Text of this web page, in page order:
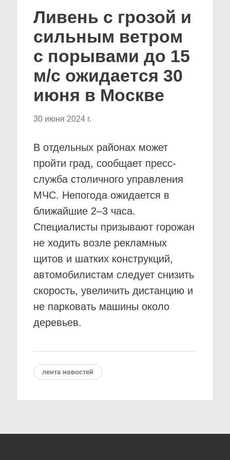
Ливень с грозой и
сильным ветром
с порывами до 15
м/с ожидается 30
июня в Москве
30 июня 2024 г.
В отдельных районах может
пройти град, сообщает пресс-
служба столичного управления
МЧС. Непогода ожидается в
ближайшие 2–3 часа.
Специалисты призывают горожан
не ходить возле рекламных
щитов и шатких конструкций,
автомобилистам следует снизить
скорость, увеличить дистанцию и
не парковать машины около
деревьев.
лента новостей